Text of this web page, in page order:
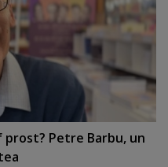
Petre Barbu, un